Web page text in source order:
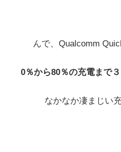
んで、Qualcomm
0％から80％の充電まで
なかなか凄まじい